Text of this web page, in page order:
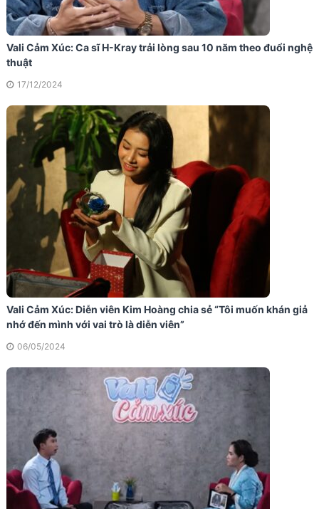
Vali Cảm Xúc: Ca sĩ H-Kray trải lòng sau 10 năm theo đuổi nghệ
thuật
17/12/2024
Vali Cảm Xúc: Diễn viên Kim Hoàng chia sẻ “Tôi muốn khán giả
nhớ đến mình với vai trò là diễn viên”
06/05/2024